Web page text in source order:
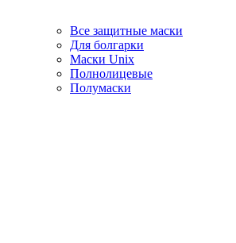
Все защитные маски
Для болгарки
Маски Unix
Полнолицевые
Полумаски